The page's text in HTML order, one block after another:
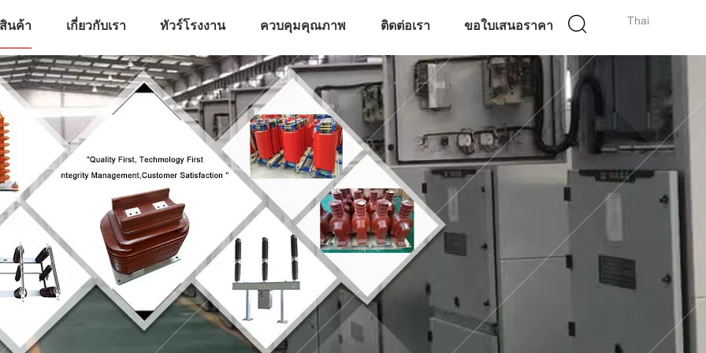
Thai
สินค้า เกี่ยวกับเรา ทัวร์โรงงาน ควบคุมคุณภาพ ติดต่อเรา ขอใบเสนอราคา